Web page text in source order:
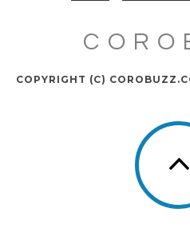
COPYRIGHT (C)